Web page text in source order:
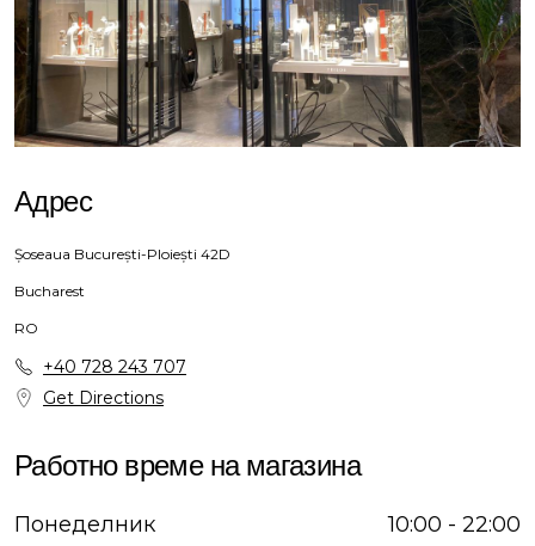
Адрес
Șoseaua București-Ploiești 42D
Bucharest
RO
+40 728 243 707
Get Directions
Работно време на магазина
Понеделник
10:00 - 22:00